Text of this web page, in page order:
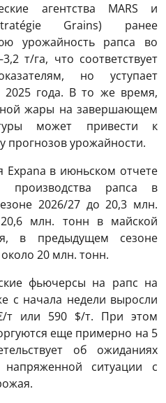
агентства MARS и
Grains) ранее
урожайность рапса во
т/га, что соответствует
но уступает
2025 года. В то же время,
жары на завершающем
может привести к
прогнозов урожайности.
Expana в июньском отчете
производства рапса в
2026/27 до 20,3 млн.
млн. тонн в майской
в предыдущем сезоне
20 млн. тонн.
фьючерсы на рапс на
с начала недели выросли
т или 590 $/т. При этом
еще примерно на 5
об ожиданиях
ситуации с